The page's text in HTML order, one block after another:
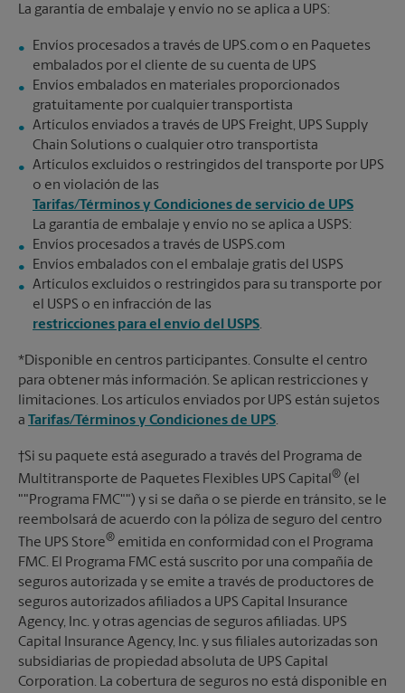
La garantía de embalaje y envío no se aplica a UPS:
Envíos procesados a través de UPS.com o en Paquetes
embalados por el cliente de su cuenta de UPS
Envíos embalados en materiales proporcionados
gratuitamente por cualquier transportista
Artículos enviados a través de UPS Freight, UPS Supply
Chain Solutions o cualquier otro transportista
Artículos excluidos o restringidos del transporte por UPS
o en violación de las
Tarifas/Términos y Condiciones de servicio de UPS
La garantía de embalaje y envío no se aplica a USPS:
Envíos procesados a través de USPS.com
Envíos embalados con el embalaje gratis del USPS
Artículos excluidos o restringidos para su transporte por
el USPS o en infracción de las
restricciones para el envío del USPS.
*Disponible en centros participantes. Consulte el centro
para obtener más información. Se aplican restricciones y
limitaciones. Los artículos enviados por UPS están sujetos
a Tarifas/Términos y Condiciones de UPS.
†Si su paquete está asegurado a través del Programa de
Multitransporte de Paquetes Flexibles UPS Capital® (el
""Programa FMC"") y si se daña o se pierde en tránsito, se le
reembolsará de acuerdo con la póliza de seguro del centro
The UPS Store® emitida en conformidad con el Programa
FMC. El Programa FMC está suscrito por una compañía de
seguros autorizada y se emite a través de productores de
seguros autorizados afiliados a UPS Capital Insurance
Agency, Inc. y otras agencias de seguros afiliadas. UPS
Capital Insurance Agency, Inc. y sus filiales autorizadas son
subsidiarias de propiedad absoluta de UPS Capital
Corporation. La cobertura de seguros no está disponible en